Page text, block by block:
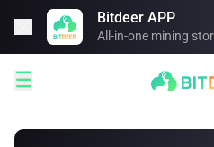
Bitdeer APP
All-in-one mining
